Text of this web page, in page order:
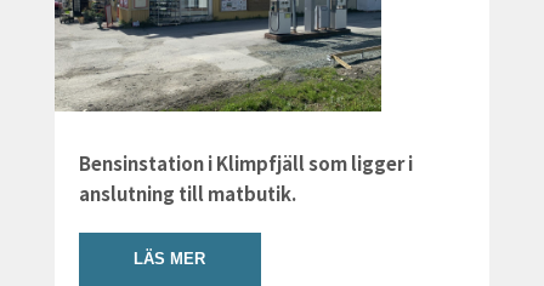
Bensinstation i Klimpfjäll som ligger i
anslutning till matbutik.
LÄS MER